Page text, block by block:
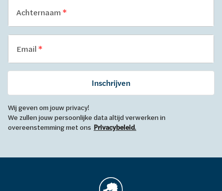
Achternaam
Email
Inschrijven
Wij geven om jouw privacy!
We zullen jouw persoonlijke data altijd verwerken in
overeenstemming met ons Privacybeleid.